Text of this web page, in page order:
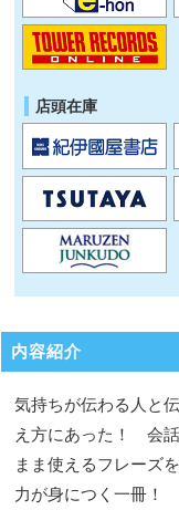
店頭在庫
内容紹介
気持ちが伝わる人と
え方にあった！ 会
まま使えるフレーズ
力が身につく一冊！